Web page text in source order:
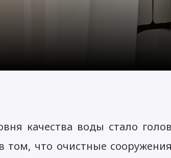
качества воды стало
том, что очистные